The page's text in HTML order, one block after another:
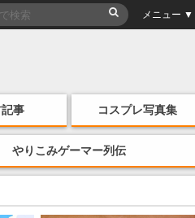
メニュー ▼
事 コスプレ写真集
やりこみゲーマー列伝